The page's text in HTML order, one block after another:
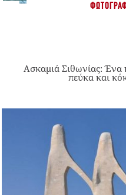
Ασκαμιά Σιθωνίας: Ένα
πεύκα και